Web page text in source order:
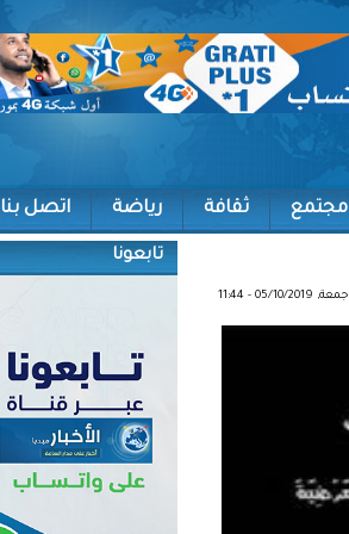
مجتمع ثقافة رياضة اتصل بنا
جمعة, 05/10/2019 - 11:44
تابعونا